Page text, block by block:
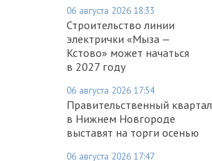
06 августа 2026 18:33
Строительство линии
электрички «Мыза —
Кстово» может начаться
в 2027 году
06 августа 2026 17:54
Правительственный квартал
в Нижнем Новгороде
выставят на торги осенью
06 августа 2026 17:47